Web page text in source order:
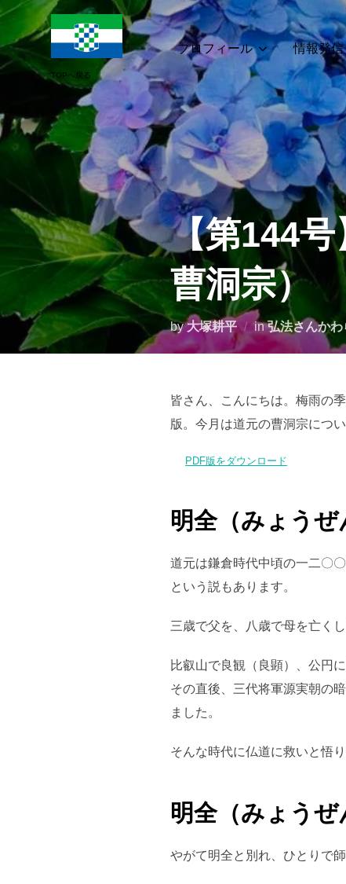
コ
テ
ン
ス
プロフィール 情報発信
【第144
曹洞宗）
by大塚耕平 in弘法さんかわ
皆さん、こんにちは。梅雨の
版。今月は道元の曹洞宗につい
PDF版をダウンロード
明全（みょうぜ
道元は鎌倉時代中頃の一二〇
という説もあります。
三歳で父を、八歳で母を亡く
比叡山で良観（良顕）、公円
その直後、三代将軍源実朝の
ました。
そんな時代に仏道に救いと悟
明全（みょうぜ
やがて明全と別れ、ひとりで